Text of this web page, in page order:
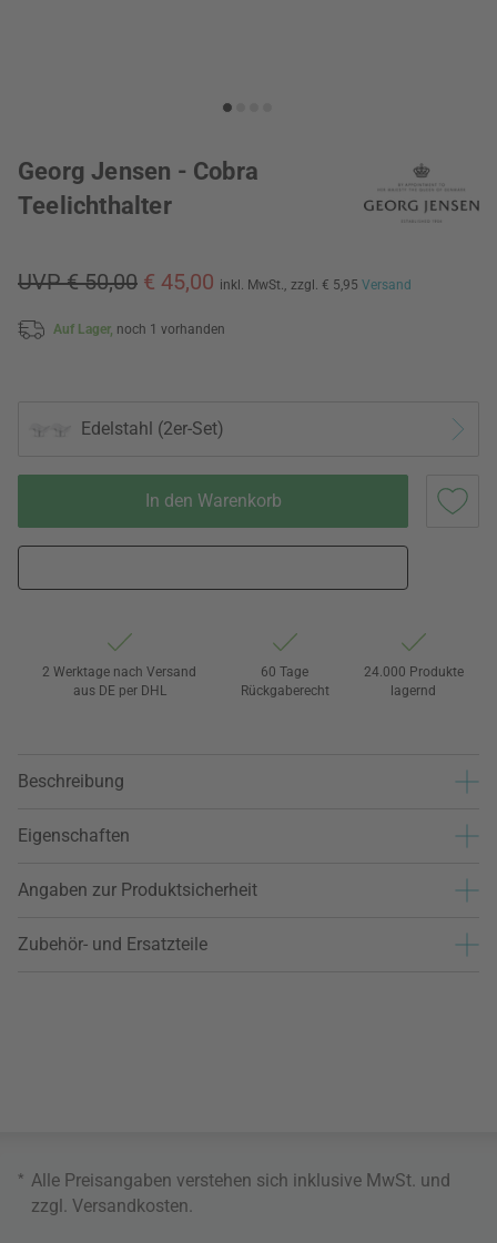
Georg Jensen - Cobra
Teelichthalter
UVP € 50,00 € 45,00 inkl. MwSt., zzgl. € 5,95 Versand
Auf Lager, noch 1 vorhanden
Edelstahl (2er-Set)
In den Warenkorb
2 Werktage nach Versand
aus DE per DHL
60 Tage
Rückgaberecht
24.000 Produkte
lagernd
Beschreibung
Eigenschaften
Angaben zur Produktsicherheit
Zubehör- und Ersatzteile
* Alle Preisangaben verstehen sich inklusive MwSt. und
zzgl. Versandkosten